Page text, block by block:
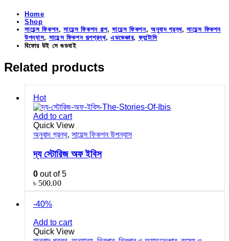
Home
Shop
সায়েন্স ফিকশন,সায়েন্স ফিকশন গল্প, সায়েন্স ফিকশন,অনুবাদ গ্রন্থ,সায়েন্স ফিকশন
উপন্যাস, সায়েন্স ফিকশন গল্পগ্রন্থ, এডভেঞ্চার,ফ্যান্টাসি
বিফোর উই সে গুডবাই
Related products
Hot
Add to cart
Quick View
অনুবাদ গ্রন্থ, সায়েন্স ফিকশন উপন্যাস
দ্য স্টোরিজ অফ ইবিস
0 out of 5
৳ 500.00
-40%
Add to cart
Quick View